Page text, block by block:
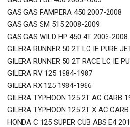
GAS GAS PAMPERA 450 2007-2008
GAS GAS SM 515 2008-2009
GAS GAS WILD HP 450 4T 2003-2008
GILERA RUNNER 50 2T LC IE PURE
GILERA RUNNER 50 2T RACE LC IE
GILERA RV 125 1984-1987
GILERA RX 125 1984-1986
GILERA TYPHOON 125 2T AC CARB
GILERA TYPHOON 125 2T X AC
HONDA C 125 SUPER CUB ABS E4